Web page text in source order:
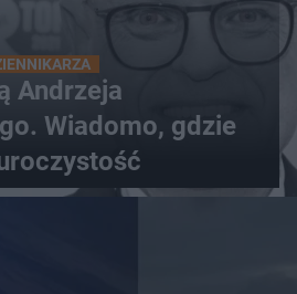
Andrzeja
Wiadomo, gdzie